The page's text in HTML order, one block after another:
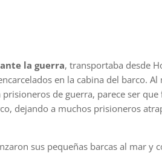
la guerra, transportaba desde
en la cabina del barco.
de guerra, parece ser que
dejando a muchos prisioneros
sus pequeñas barcas al mar y